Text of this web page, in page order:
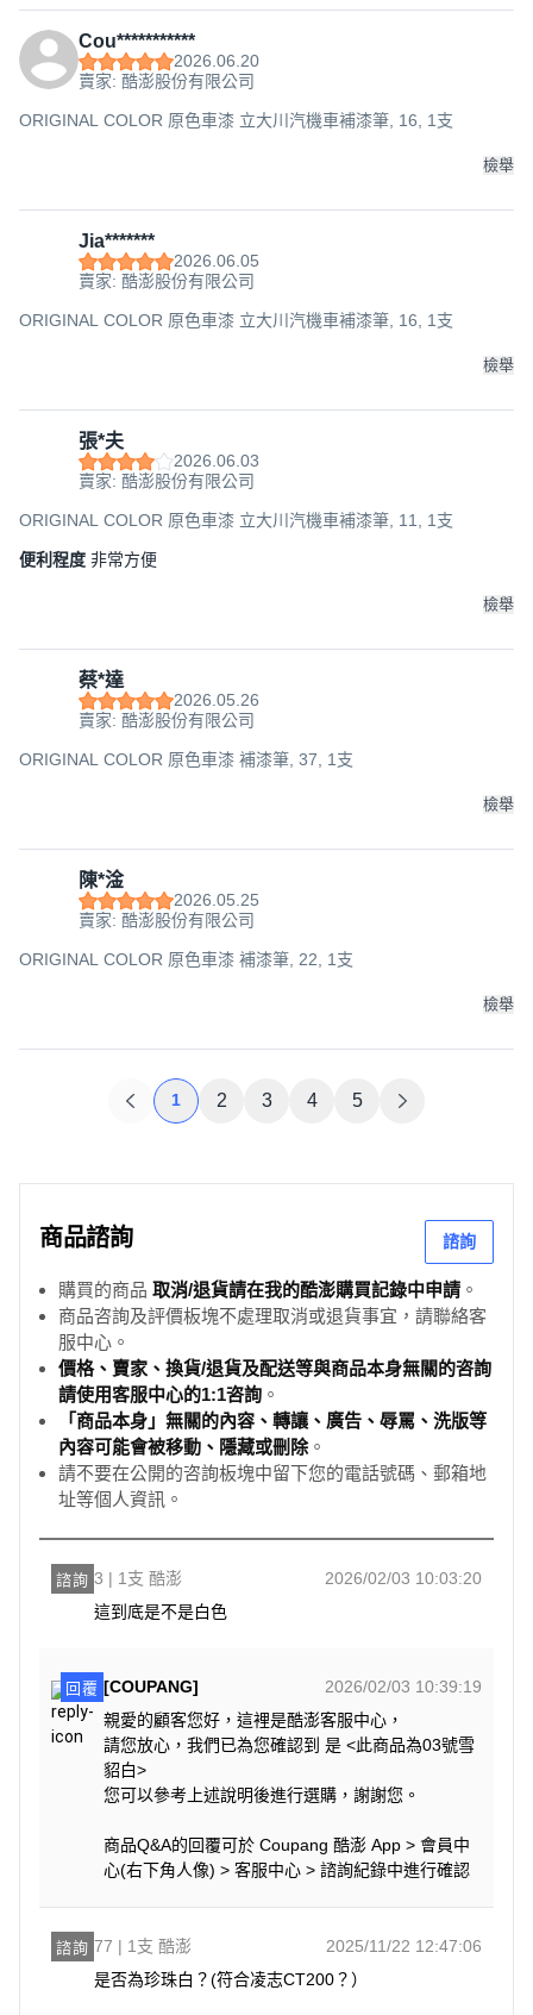
Cou***********
2026.06.20
賣家: 酷澎股份有限公司
ORIGINAL COLOR 原色車漆 立大川汽機車補漆筆, 16, 1支
檢舉
Jia*******
2026.06.05
賣家: 酷澎股份有限公司
ORIGINAL COLOR 原色車漆 立大川汽機車補漆筆, 16, 1支
檢舉
張*夫
2026.06.03
賣家: 酷澎股份有限公司
ORIGINAL COLOR 原色車漆 立大川汽機車補漆筆, 11, 1支
便利程度 非常方便
檢舉
蔡*達
2026.05.26
賣家: 酷澎股份有限公司
ORIGINAL COLOR 原色車漆 補漆筆, 37, 1支
檢舉
陳*淦
2026.05.25
賣家: 酷澎股份有限公司
ORIGINAL COLOR 原色車漆 補漆筆, 22, 1支
檢舉
1 2 3 4 5
商品諮詢 諮詢
購買的商品 取消/退貨請在我的酷澎購買記錄中申請 。
商品咨詢及評價板塊不處理取消或退貨事宜，請聯絡客
服中心。
價格、賣家、換貨/退貨及配送等與商品本身無關的咨詢
請使用客服中心的1:1咨詢 。
「商品本身」無關的內容、轉讓、廣告、辱罵、洗版等
內容可能會被移動、隱藏或刪除。
請不要在公開的咨詢板塊中留下您的電話號碼、郵箱地
址等個人資訊。
諮詢 3 | 1支 酷澎
2026/02/03 10:03:20
這到底是不是白色
回覆 [COUPANG]
2026/02/03 10:39:19
親愛的顧客您好，這裡是酷澎客服中心，
請您放心，我們已為您確認到 是 <此商品為03號雪
貂白>
您可以參考上述說明後進行選購，謝謝您。
商品Q&A的回覆可於 Coupang 酷澎 App > 會員中
心(右下角人像) > 客服中心 > 諮詢紀錄中進行確認
諮詢 77 | 1支 酷澎
2025/11/22 12:47:06
是否為珍珠白？(符合凌志CT200？）